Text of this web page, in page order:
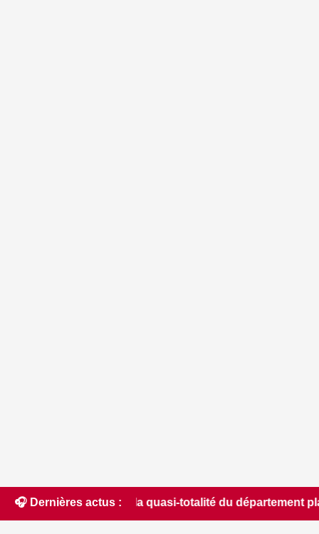
🎧 Dernières actus :
quasi-totalité du département placée en